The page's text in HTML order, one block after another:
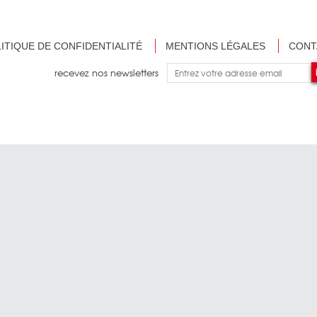
DE CONFIDENTIALITÉ MENTIONS LÉGALES
recevez nos newsletters